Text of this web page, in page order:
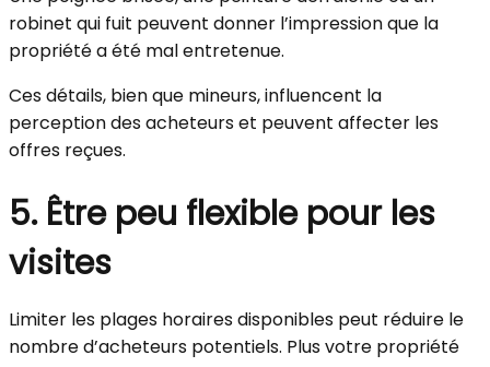
robinet qui fuit peuvent donner l’impression que la
propriété a été mal entretenue.
Ces détails, bien que mineurs, influencent la
perception des acheteurs et peuvent affecter les
offres reçues.
5. Être peu flexible pour les
visites
Limiter les plages horaires disponibles peut réduire le
nombre d’acheteurs potentiels. Plus votre propriété